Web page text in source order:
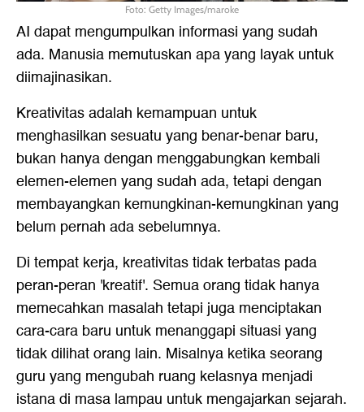
Foto: Getty Images/maroke
AI dapat mengumpulkan informasi yang sudah
ada. Manusia memutuskan apa yang layak untuk
diimajinasikan.
Kreativitas adalah kemampuan untuk
menghasilkan sesuatu yang benar-benar baru,
bukan hanya dengan menggabungkan kembali
elemen-elemen yang sudah ada, tetapi dengan
membayangkan kemungkinan-kemungkinan yang
belum pernah ada sebelumnya.
Di tempat kerja, kreativitas tidak terbatas pada
peran-peran 'kreatif'. Semua orang tidak hanya
memecahkan masalah tetapi juga menciptakan
cara-cara baru untuk menanggapi situasi yang
tidak dilihat orang lain. Misalnya ketika seorang
guru yang mengubah ruang kelasnya menjadi
istana di masa lampau untuk mengajarkan sejarah.